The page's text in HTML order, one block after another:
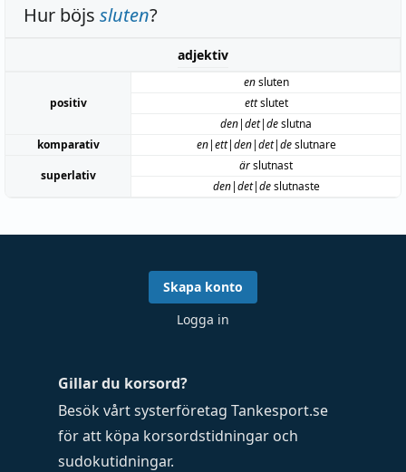
Hur böjs sluten?
adjektiv
positiv
ensluten
ettslutet
den|det|deslutna
komparativ
en|ett|den|det|deslutnare
superlativ
ärslutnast
den|det|deslutnaste
Gillar du korsord?
Besök vårt systerföretag Tankesport.se
för att köpa korsordstidningar och
sudokutidningar.
Skapa konto
Logga in